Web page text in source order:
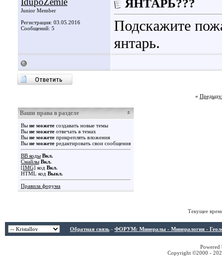
Junior Member
Регистрация: 03.05.2016
Сообщений: 5
ЯНТАРЬ???
Подскажите
янтарь.
«
Ваши права в разделе
Вы не можете создавать новые темы
Вы не можете отвечать в темах
Вы не можете прикреплять вложения
Вы не можете редактировать свои сообщения
BB коды Вкл.
Смайлы Вкл.
[IMG] код Вкл.
HTML код Выкл.
Правила форума
Текущее
Обратная связь - ФОРУМ: Минералы - Минералогия -
Copyright ©2000 -